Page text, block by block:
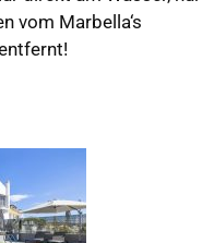
vom Marbella‘s